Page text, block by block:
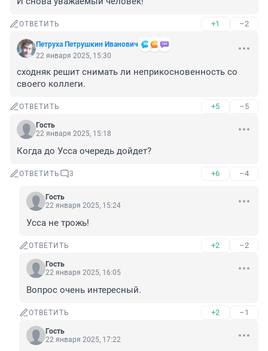
ОТВЕТИТЬ +1 –2
Петруха Петрушкин Иванович
22 января 2025, 15:30
сходняк решит снимать ли неприкосновенность со
своего коллеги.
ОТВЕТИТЬ +5 –5
Гость
22 января 2025, 15:18
Когда до Усса очередь дойдет?
ОТВЕТИТЬ 3 +6 –4
Гость
22 января 2025, 15:24
Усса не трожь!
ОТВЕТИТЬ +2 –2
Гость
22 января 2025, 16:05
Вопрос очень интересный.
ОТВЕТИТЬ +2 –1
Гость
22 января 2025, 17:22